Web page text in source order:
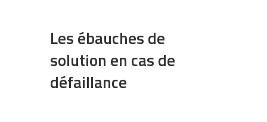
Les ébauches de
solution en cas de
défaillance